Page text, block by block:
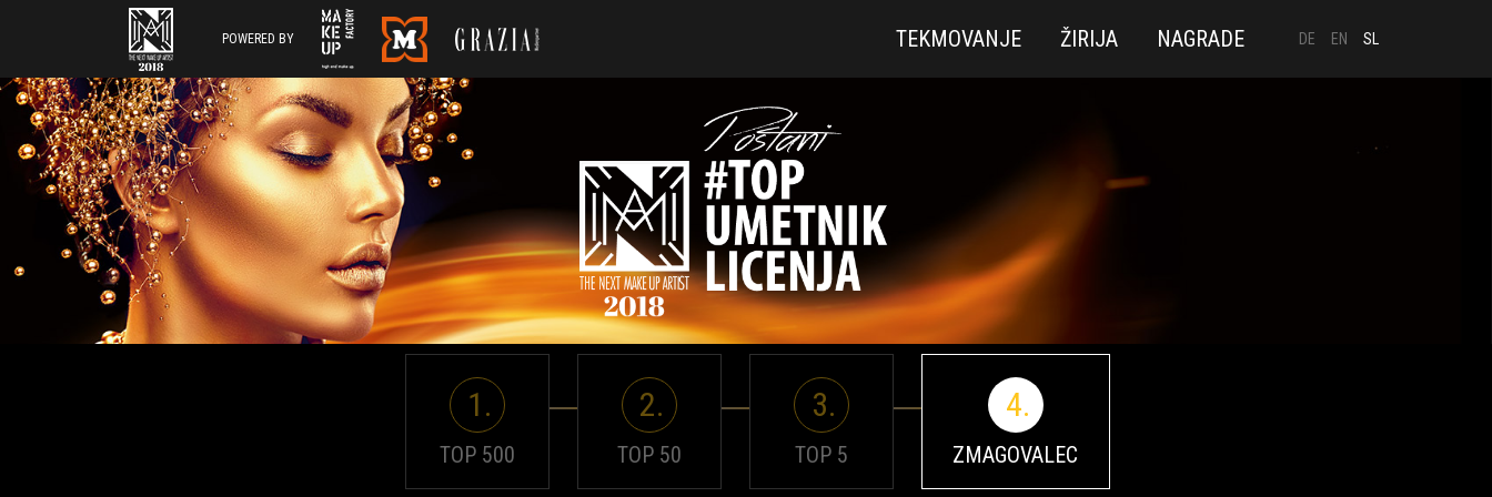
POWERED BY TEKMOVANJE ŽIRIJA NAGRADE DE EN SL
1.
TOP 500
2.
TOP 50
3.
TOP 5
4.
ZMA­GOVALEC